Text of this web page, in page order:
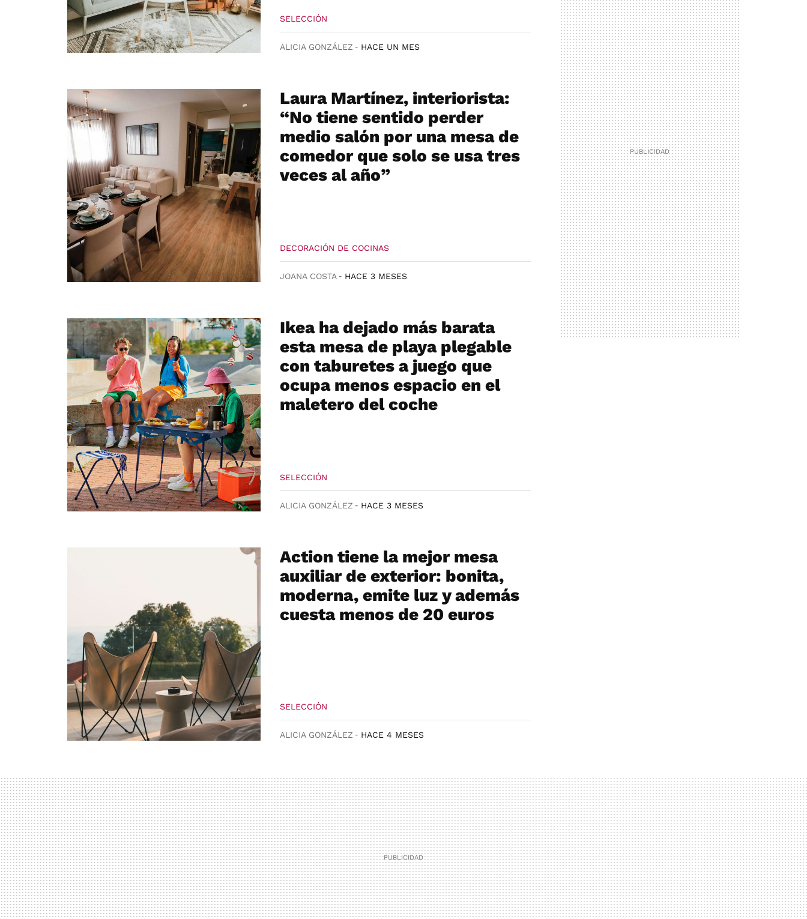
SELECCIÓN
ALICIA GONZÁLEZ HACE UN MES
Laura Martínez, interiorista:
“No tiene sentido perder
medio salón por una mesa de
comedor que solo se usa tres
veces al año”
DECORACIÓN DE COCINAS
JOANA COSTA HACE 3 MESES
Ikea ha dejado más barata
esta mesa de playa plegable
con taburetes a juego que
ocupa menos espacio en el
maletero del coche
SELECCIÓN
ALICIA GONZÁLEZ HACE 3 MESES
Action tiene la mejor mesa
auxiliar de exterior: bonita,
moderna, emite luz y además
cuesta menos de 20 euros
SELECCIÓN
ALICIA GONZÁLEZ HACE 4 MESES